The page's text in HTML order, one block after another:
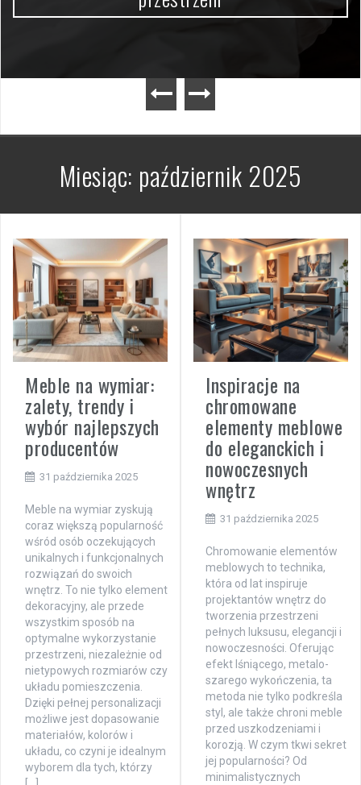
Miesiąc: październik 2025
Meble na wymiar:
zalety, trendy i
wybór najlepszych
producentów
31 października 2025
Meble na wymiar zyskują
coraz większą popularność
wśród osób oczekujących
unikalnych i funkcjonalnych
rozwiązań do swoich
wnętrz. To nie tylko element
dekoracyjny, ale przede
wszystkim sposób na
optymalne wykorzystanie
przestrzeni, niezależnie od
nietypowych rozmiarów czy
układu pomieszczenia.
Dzięki pełnej personalizacji
możliwe jest dopasowanie
materiałów, kolorów i
układu, co czyni je idealnym
wyborem dla tych, którzy
Inspiracje na
chromowane
elementy meblowe
do eleganckich i
nowoczesnych
wnętrz
31 października 2025
Chromowanie elementów
meblowych to technika,
która od lat inspiruje
projektantów wnętrz do
tworzenia przestrzeni
pełnych luksusu, elegancji i
nowoczesności. Oferując
efekt lśniącego, metalo-
szarego wykończenia, ta
metoda nie tylko podkreśla
styl, ale także chroni meble
przed uszkodzeniami i
korozją. W czym tkwi sekret
jej popularności? Od
minimalistycznych